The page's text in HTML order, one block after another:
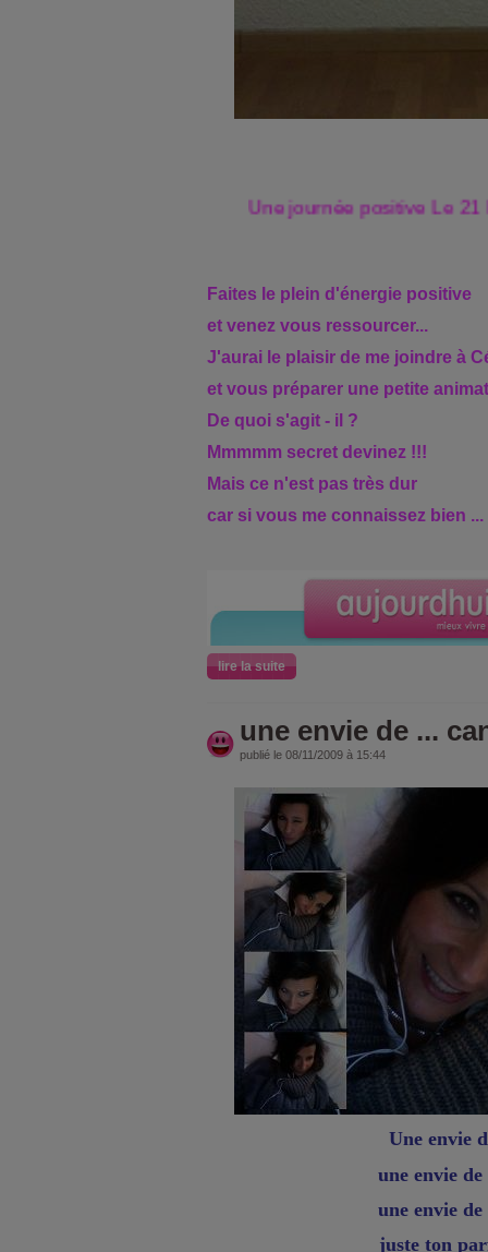
Une journée positive Le 21
Faites le plein d'énergie positive
et venez vous ressourcer...
J'aurai le plaisir de me joindre à
et vous préparer une petite
De quoi s'agit - il ?
Mmmmm secret devinez !!!
Mais ce n'est pas très dur
car si vous me connaissez bien ...
lire la suite
une envie de ...
publié le 08/11/2009 à 15:44
Une envie
une envie
une envie
juste ton